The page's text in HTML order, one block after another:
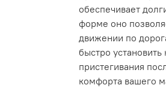
обеспечивает
форме оно
движении по
быстро
пристегивания
комфорта вашего